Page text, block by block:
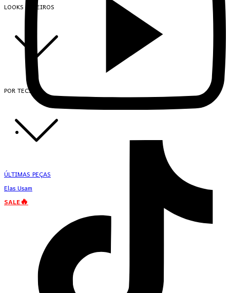
LOOKS INTEIROS
POR TECIDO
ÚLTIMAS PEÇAS
Elas Usam
SALE🔥